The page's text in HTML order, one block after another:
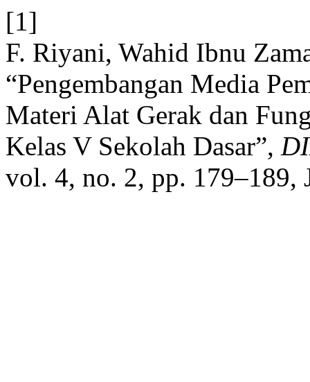
[1]
F. Riyani, Wahid Ibnu
“Pengembangan Media
Materi Alat Gerak dan
Kelas V Sekolah Dasar”,
vol. 4, no. 2, pp. 179–189,